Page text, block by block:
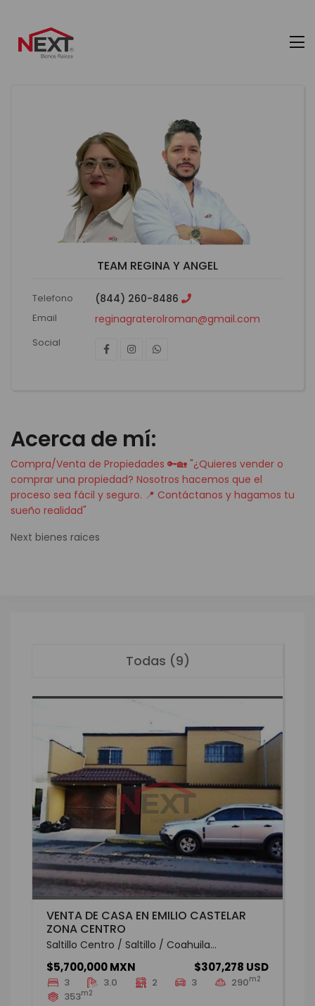
TEAM REGINA Y ANGEL
Telefono (844) 260-8486
Email reginagraterolroman@gmail.com
Social
Acerca de mí:
Compra/Venta de Propiedades 🔑🏡 "¿Quieres vender o
comprar una propiedad? Nosotros hacemos que el
proceso sea fácil y seguro. 📍 Contáctanos y hagamos tu
sueño realidad"
Next bienes raices
Todas (9)
VENTA DE CASA EN EMILIO CASTELAR
ZONA CENTRO
Saltillo Centro / Saltillo / Coahuila...
$5,700,000 MXN $307,278 USD
3 3.0 2 3 290m2
353m2